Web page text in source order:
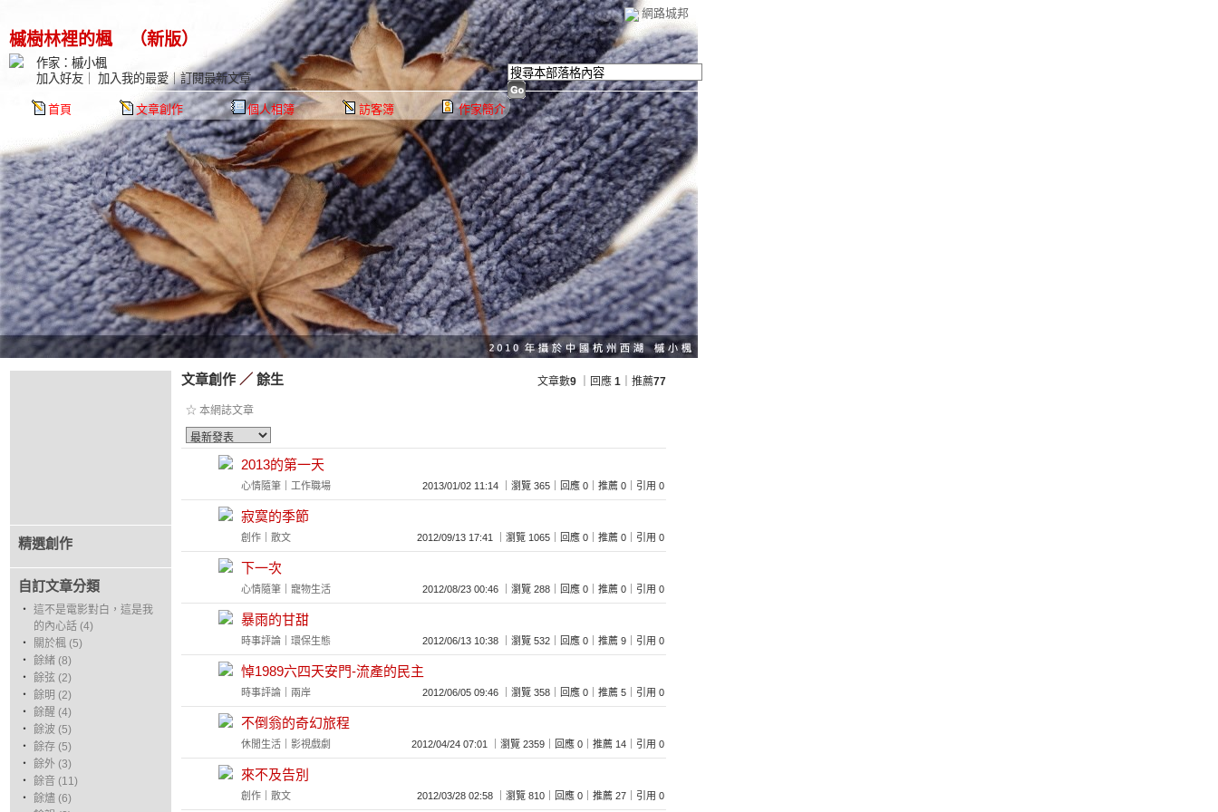
網路城邦
槭樹林裡的楓（新版）
首頁 文章創作 個人相簿 訪客簿 作家簡介
加入好友 加入我的最愛｜訂閱最新文章
作家：槭小楓
精選創作
自訂文章分類
‧ 這不是電影對白，這是我
的內心話 (4)
‧
關於楓 (5)
‧ 餘緒 (8)
‧ 餘弦 (2)
‧ 餘明 (2)
‧ 餘醒 (4)
‧ 餘波 (5)
‧ 餘存 (5)
‧ 餘外 (3)
‧ 餘音 (11)
‧ 餘燼 (6)
文章創作 ／ 餘生 文章數9 ｜回應 1 ｜推薦77
☆ 本網誌文章
2013的第一天
心情隨筆 工作職場 2013/01/02 11:14 ｜瀏覽 365｜回應 0｜推薦 0｜引用 0
寂寞的季節
創作 散文 2012/09/13 17:41 ｜瀏覽 1065｜回應 0｜推薦 0｜引用 0
下一次
心情隨筆 寵物生活 2012/08/23 00:46 ｜瀏覽 288｜回應 0｜推薦 0｜引用 0
暴雨的甘甜
時事評論 環保生態 2012/06/13 10:38 ｜瀏覽 532｜回應 0｜推薦 9｜引用 0
悼1989六四天安門-流產的民主
時事評論 兩岸 2012/06/05 09:46 ｜瀏覽 358｜回應 0｜推薦 5｜引用 0
不倒翁的奇幻旅程
休閒生活 影視戲劇 2012/04/24 07:01 ｜瀏覽 2359｜回應 0｜推薦 14｜引用 0
來不及告別
創作 散文 2012/03/28 02:58 ｜瀏覽 810｜回應 0｜推薦 27｜引用 0